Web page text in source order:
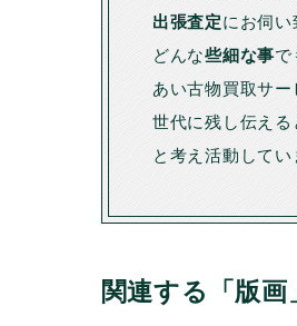
出張査定にお伺い
どんな些細な事で
あい古物買取サ
世代に残し伝え
と考え活動してい
関連する「版